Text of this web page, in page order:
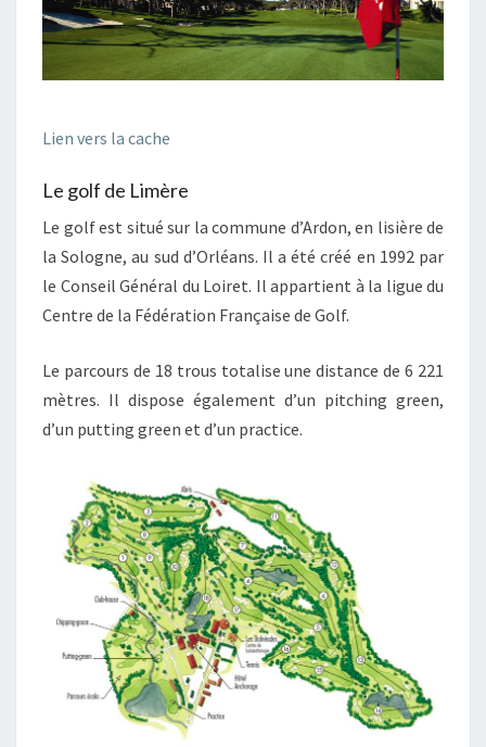
Lien vers la cache
Le golf de Limère
Le golf est situé sur la commune d’Ardon, en lisière de
la Sologne, au sud d’Orléans. Il a été créé en 1992 par
le Conseil Général du Loiret. Il appartient à la ligue du
Centre de la Fédération Française de Golf.
Le parcours de 18 trous totalise une distance de 6 221
mètres. Il dispose également d’un pitching green,
d’un putting green et d’un practice.